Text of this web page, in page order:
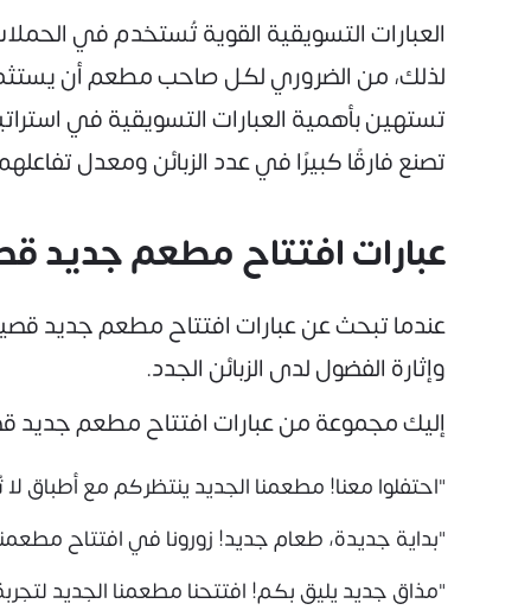
العبارات التسويقية القوية تُستخدم في
لذلك، من الضروري لكل صاحب مطعم أن
تستهين بأهمية العبارات التسويقية في
تصنع فارقًا كبيرًا في عدد الزبائن ومعدل
عبارات افتتاح مطعم جديد
عندما تبحث عن عبارات افتتاح مطعم جديد
وإثارة الفضول لدى الزبائن الجدد.
إليك مجموعة من عبارات افتتاح مطعم جديد
"احتفلوا معنا! مطعمنا الجديد ينتظركم مع أطباق
"بداية جديدة، طعام جديد! زورونا في افتتاح
"مذاق جديد يليق بكم! افتتحنا مطعمنا الجديد